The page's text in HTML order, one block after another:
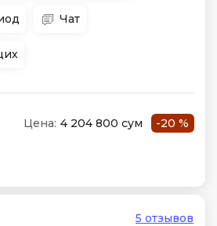
Чат
Цена: 4 204 800 сум -20 %
5 отзывов